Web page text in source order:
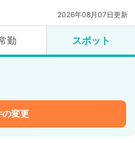
2026年08月07日更新
勤 スポット
変更